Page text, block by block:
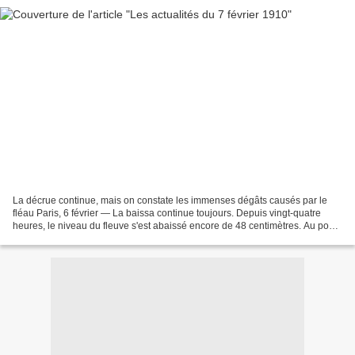
La décrue continue, mais on constate les immenses dégâts causés par le
fléau Paris, 6 février — La baissa continue toujours. Depuis vingt-quatre
heures, le niveau du fleuve s'est abaissé encore de 48 centimètres. Au pont